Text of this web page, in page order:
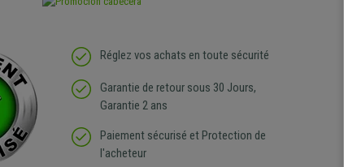
Réglez vos achats en toute sécurité
Garantie de retour sous 30 Jours,
Garantie 2 ans
Paiement sécurisé et Protection de
l'acheteur